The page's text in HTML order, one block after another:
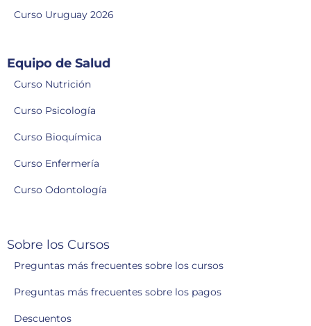
Curso Uruguay 2026
Equipo de Salud
Curso Nutrición
Curso Psicología
Curso Bioquímica
Curso Enfermería
Curso Odontología
Sobre los Cursos
Preguntas más frecuentes sobre los cursos
Preguntas más frecuentes sobre los pagos
Descuentos